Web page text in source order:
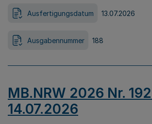
Ausfertigungsdatum 13.07.2026
Ausgabennummer 188
MB.NRW 2026 Nr.
14.07.2026